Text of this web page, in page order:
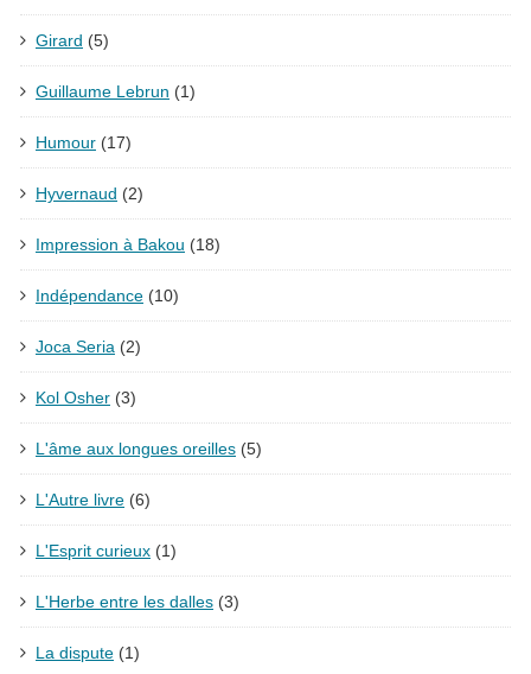
Girard (5)
Guillaume Lebrun (1)
Humour (17)
Hyvernaud (2)
Impression à Bakou (18)
Indépendance (10)
Joca Seria (2)
Kol Osher (3)
L'âme aux longues oreilles (5)
L'Autre livre (6)
L'Esprit curieux (1)
L'Herbe entre les dalles (3)
La dispute (1)